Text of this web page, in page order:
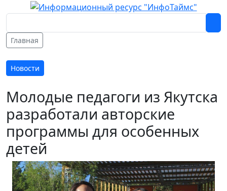
Главная
Новости
Молодые педагоги из Якутска
разработали авторские
программы для особенных
детей